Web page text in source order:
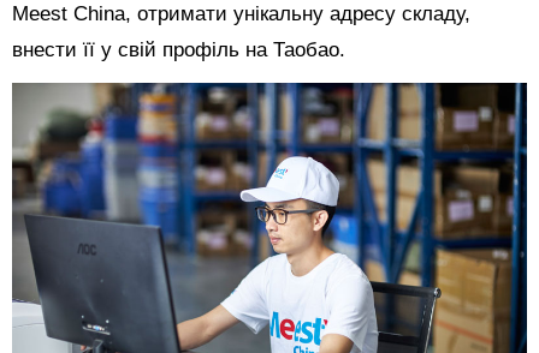
Meest China, отримати унікальну адресу складу,
внести її у свій профіль на Таобао.